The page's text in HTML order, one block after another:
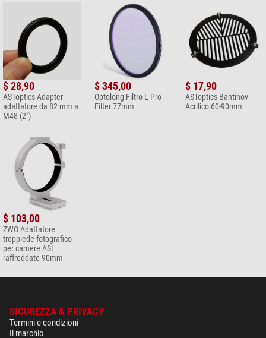
$ 28,90
ASToptics Adapter
adattatore da 82 mm a
M48 (2")
$ 345,00
Optolong Filtro L-Pro
Filter 77mm
$ 17,90
ASToptics Bahtinov
Acrilico 60-90mm
$ 103,00
ZWO Adattatore
treppiede fotografico
per camere ASI
raffreddate 90mm
SICUREZZA & PRIVACY
Termini e condizioni
Il marchio